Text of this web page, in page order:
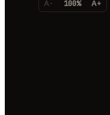
A- 100% A+